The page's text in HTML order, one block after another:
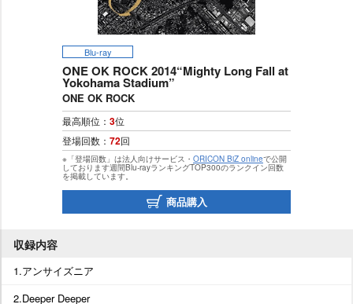
Blu-ray
ONE OK ROCK 2014“Mighty Long Fall at
Yokohama Stadium”
ONE OK ROCK
最高順位： 3位
登場回数： 72回
※「登場回数」は法人向けサービス・ ORICON BiZ onlineで公開
しております週間Blu-rayランキングTOP300のランクイン回数
を掲載しています。
商品購入
収録内容
1.アンサイズニア
2.Deeper Deeper